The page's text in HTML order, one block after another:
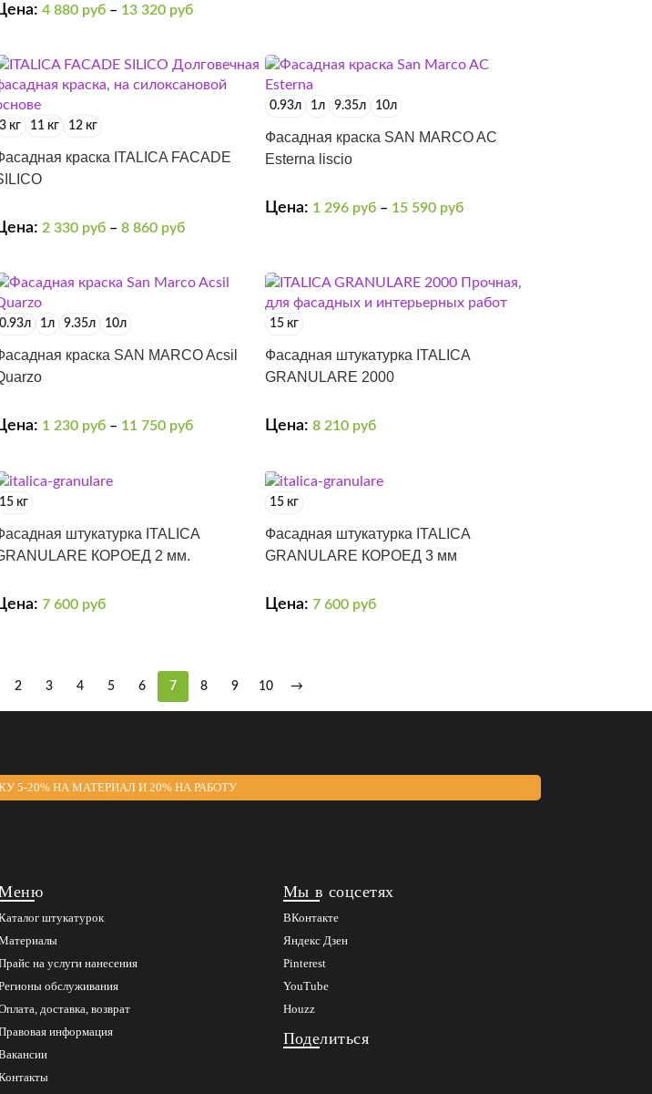
4 880 руб – 13 320 руб
3 кг 11 кг 12 кг
краска ITALICA FACADE
2 330 руб – 8 860 руб
0.93л 1л 9.35л 10л
Фасадная краска SAN MARCO AC
Esterna liscio
Цена: 1 296 руб – 15 590 руб
0.93л 1л 9.35л 10л
краска SAN MARCO Acsil
1 230 руб – 11 750 руб
15 кг
Фасадная штукатурка ITALICA
GRANULARE 2000
Цена:8 210 руб
15 кг
штукатурка ITALICA
КОРОЕД 2 мм.
7 600 руб
15 кг
Фасадная штукатурка ITALICA
GRANULARE КОРОЕД 3 мм
Цена:7 600 руб
2 3 4 5 6 7 8 9 10 →
20% НА МАТЕРИАЛ И 20% НА РАБОТУ
штукатурок
на услуги нанесения
обслуживания
доставка, возврат
информация
Мы в соцсетях
ВКонтакте
Яндекс Дзен
Pinterest
YouTube
Houzz
Поделиться